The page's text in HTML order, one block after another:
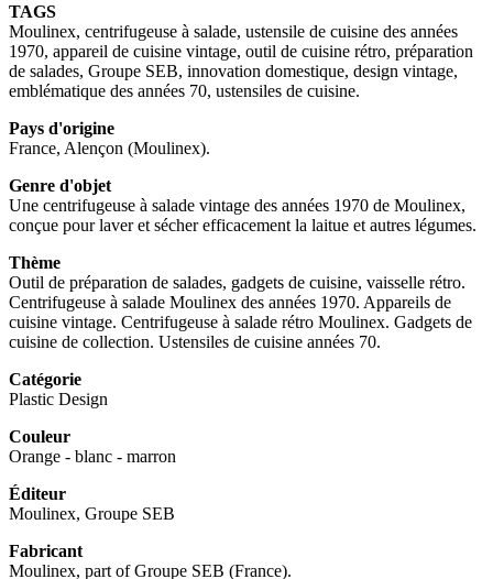
TAGS
Moulinex, centrifugeuse à salade, ustensile de cuisine des années
1970, appareil de cuisine vintage, outil de cuisine rétro, préparation
de salades, Groupe SEB, innovation domestique, design vintage,
emblématique des années 70, ustensiles de cuisine.
Pays d'origine
France, Alençon (Moulinex).
Genre d'objet
Une centrifugeuse à salade vintage des années 1970 de Moulinex,
conçue pour laver et sécher efficacement la laitue et autres légumes.
Thème
Outil de préparation de salades, gadgets de cuisine, vaisselle rétro.
Centrifugeuse à salade Moulinex des années 1970. Appareils de
cuisine vintage. Centrifugeuse à salade rétro Moulinex. Gadgets de
cuisine de collection. Ustensiles de cuisine années 70.
Catégorie
Plastic Design
Couleur
Orange - blanc - marron
Éditeur
Moulinex, Groupe SEB
Fabricant
Moulinex, part of Groupe SEB (France).